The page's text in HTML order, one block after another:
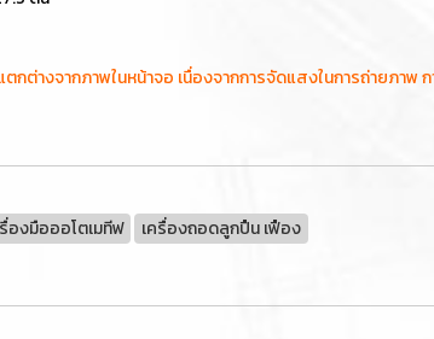
กต่างจากภาพในหน้าจอ เนื่องจากการจัดแสงในการถ่ายภ
องมือออโตเมทีฟ เครื่องถอดลูกปืน เฟือง